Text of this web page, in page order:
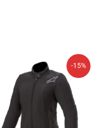
-15%
precio
original
era:
precio
actual
199,71€.